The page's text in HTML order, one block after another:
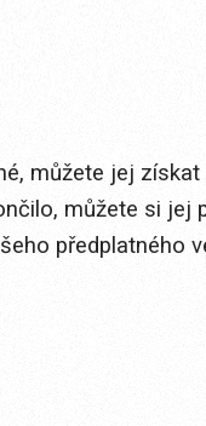
můžete jej získat
můžete si jej
předplatného